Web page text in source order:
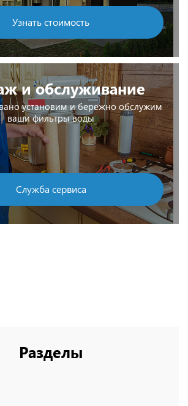
Узнать стоимость
и обслуживание
установим и бережно обслужим
ваши фильтры воды
Служба сервиса
Разделы